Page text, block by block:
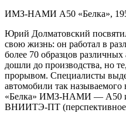
ИМЗ-НАМИ А50 «Белка»,
Юрий Долматовский
свою жизнь: он работал в
более 70 образцов
дошли до производства, но
прорывом. Специалисты
автомобили так
«Белка» ИМЗ-НАМИ — А50 и
ВНИИТЭ-ПТ (перспективное